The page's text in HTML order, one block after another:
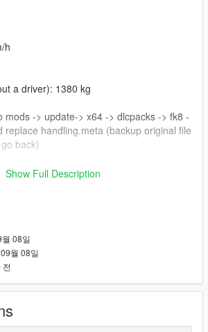
h
a driver): 1380 kg
mods -> update-> x64 -> dlcpacks -> fk8 -
replace handling.meta (backup original file
back)
mods.com/vehicles/2018-honda-
mod: https://vi.gta5-
https://www.gta5-
vehicle-first-person
Show Full Description
08일
월 08일
전